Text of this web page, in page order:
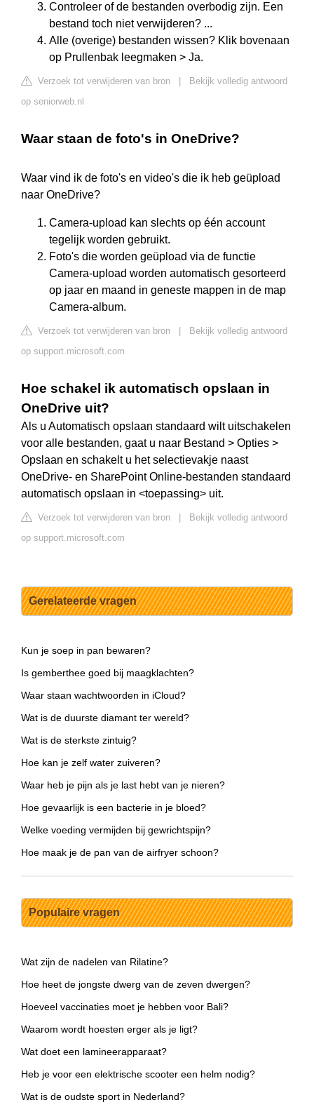
Controleer of de bestanden overbodig zijn. Een
bestand toch niet verwijderen? ...
Alle (overige) bestanden wissen? Klik bovenaan
op Prullenbak leegmaken > Ja.
Verzoek tot verwijderen van bron
Bekijk volledig antwoord
op seniorweb.nl
Waar staan de foto's in OneDrive?
Waar vind ik de foto's en video's die ik heb geüpload
naar OneDrive?
Camera-upload kan slechts op één account
tegelijk worden gebruikt.
Foto's die worden geüpload via de functie
Camera-upload worden automatisch gesorteerd
op jaar en maand in geneste mappen in de map
Camera-album.
Verzoek tot verwijderen van bron
Bekijk volledig antwoord
op support.microsoft.com
Hoe schakel ik automatisch opslaan in
OneDrive uit?
Als u Automatisch opslaan standaard wilt uitschakelen
voor alle bestanden, gaat u naar Bestand > Opties >
Opslaan en schakelt u het selectievakje naast
OneDrive- en SharePoint Online-bestanden standaard
automatisch opslaan in <toepassing> uit.
Verzoek tot verwijderen van bron
Bekijk volledig antwoord
op support.microsoft.com
Gerelateerde vragen
Kun je soep in pan bewaren?
Is gemberthee goed bij maagklachten?
Waar staan wachtwoorden in iCloud?
Wat is de duurste diamant ter wereld?
Wat is de sterkste zintuig?
Hoe kan je zelf water zuiveren?
Waar heb je pijn als je last hebt van je nieren?
Hoe gevaarlijk is een bacterie in je bloed?
Welke voeding vermijden bij gewrichtspijn?
Hoe maak je de pan van de airfryer schoon?
Populaire vragen
Wat zijn de nadelen van Rilatine?
Hoe heet de jongste dwerg van de zeven dwergen?
Hoeveel vaccinaties moet je hebben voor Bali?
Waarom wordt hoesten erger als je ligt?
Wat doet een lamineerapparaat?
Heb je voor een elektrische scooter een helm nodig?
Wat is de oudste sport in Nederland?